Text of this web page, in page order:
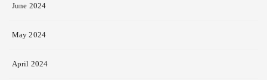
June 2024
May 2024
April 2024